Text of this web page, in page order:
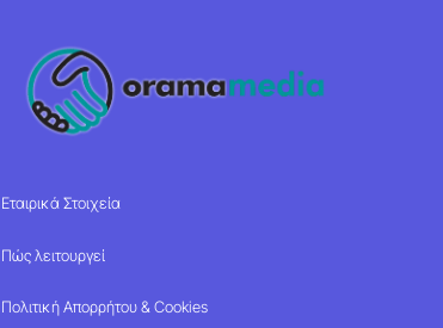
Εταιρικά Στοιχεία
Πώς λειτουργεί
Πολιτική Απορρήτου & Cookies